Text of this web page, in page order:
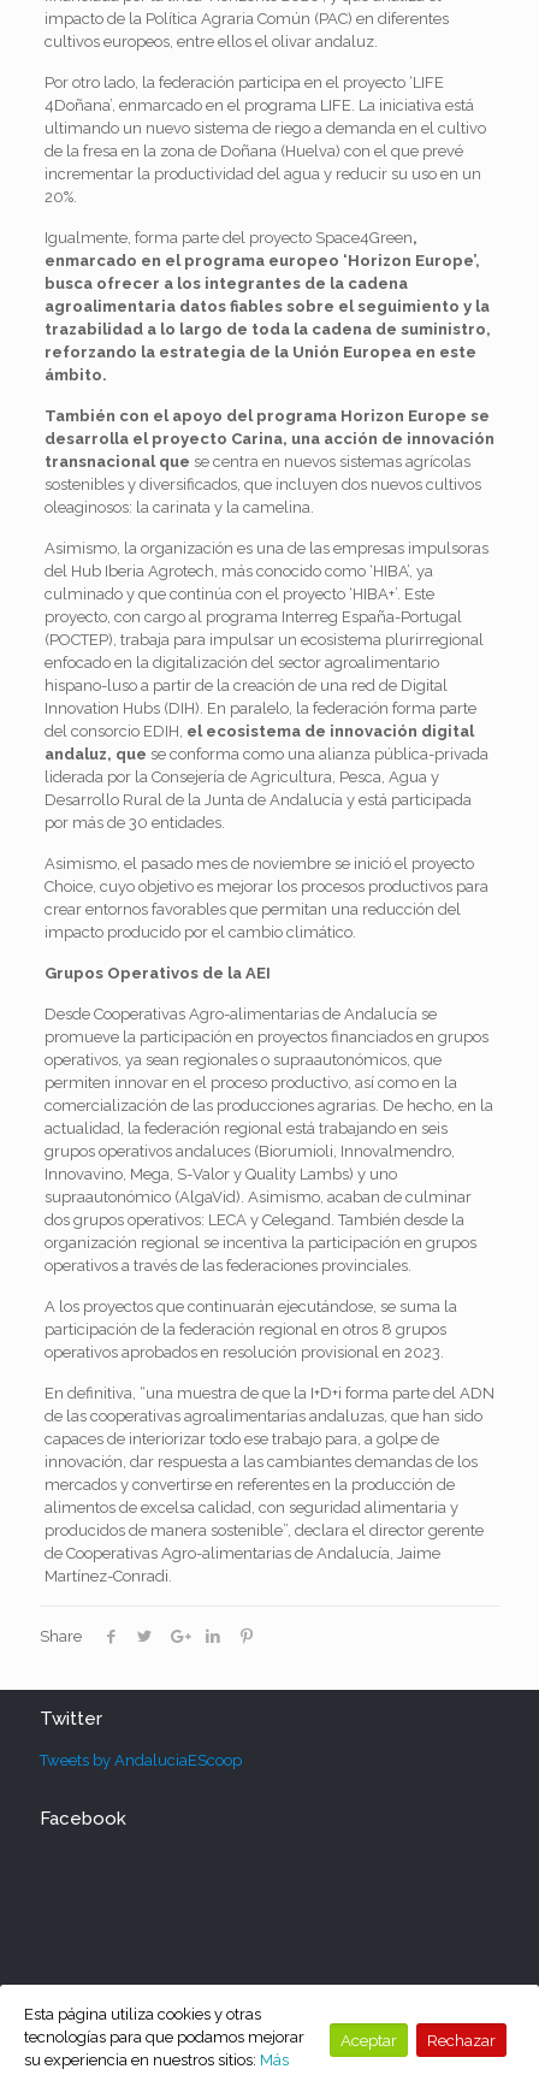
impacto de la Política Agraria Común (PAC) en diferentes
cultivos europeos, entre ellos el olivar andaluz.
Por otro lado, la federación participa en el proyecto ‘LIFE
4Doñana’, enmarcado en el programa LIFE. La iniciativa está
ultimando un nuevo sistema de riego a demanda en el cultivo
de la fresa en la zona de Doñana (Huelva) con el que prevé
incrementar la productividad del agua y reducir su uso en un
20%.
Igualmente, forma parte del proyecto Space4Green,
enmarcado en el programa europeo ‘Horizon Europe’,
busca ofrecer a los integrantes de la cadena
agroalimentaria datos fiables sobre el seguimiento y la
trazabilidad a lo largo de toda la cadena de suministro,
reforzando la estrategia de la Unión Europea en este
ámbito.
También con el apoyo del programa Horizon Europe se
desarrolla el proyecto Carina, una acción de innovación
transnacional que se centra en nuevos sistemas agrícolas
sostenibles y diversificados, que incluyen dos nuevos cultivos
oleaginosos: la carinata y la camelina.
Asimismo, la organización es una de las empresas impulsoras
del Hub Iberia Agrotech, más conocido como ‘HIBA’, ya
culminado y que continúa con el proyecto ‘HIBA+’. Este
proyecto, con cargo al programa Interreg España-Portugal
(POCTEP), trabaja para impulsar un ecosistema plurirregional
enfocado en la digitalización del sector agroalimentario
hispano-luso a partir de la creación de una red de Digital
Innovation Hubs (DIH). En paralelo, la federación forma parte
del consorcio EDIH, el ecosistema de innovación digital
andaluz, que se conforma como una alianza pública-privada
liderada por la Consejería de Agricultura, Pesca, Agua y
Desarrollo Rural de la Junta de Andalucía y está participada
por más de 30 entidades.
Asimismo, el pasado mes de noviembre se inició el proyecto
Choice, cuyo objetivo es mejorar los procesos productivos para
crear entornos favorables que permitan una reducción del
impacto producido por el cambio climático.
Grupos Operativos de la AEI
Desde Cooperativas Agro-alimentarias de Andalucía se
promueve la participación en proyectos financiados en grupos
operativos, ya sean regionales o supraautonómicos, que
permiten innovar en el proceso productivo, así como en la
comercialización de las producciones agrarias. De hecho, en la
actualidad, la federación regional está trabajando en seis
grupos operativos andaluces (Biorumioli, Innovalmendro,
Innovavino, Mega, S-Valor y Quality Lambs) y uno
supraautonómico (AlgaVid). Asimismo, acaban de culminar
dos grupos operativos: LECA y Celegand. También desde la
organización regional se incentiva la participación en grupos
operativos a través de las federaciones provinciales.
A los proyectos que continuarán ejecutándose, se suma la
participación de la federación regional en otros 8 grupos
operativos aprobados en resolución provisional en 2023.
En definitiva, “una muestra de que la I+D+i forma parte del ADN
de las cooperativas agroalimentarias andaluzas, que han sido
capaces de interiorizar todo ese trabajo para, a golpe de
innovación, dar respuesta a las cambiantes demandas de los
mercados y convertirse en referentes en la producción de
alimentos de excelsa calidad, con seguridad alimentaria y
producidos de manera sostenible”, declara el director gerente
de Cooperativas Agro-alimentarias de Andalucía, Jaime
Martínez-Conradi.
Share
Twitter
Tweets by AndaluciaEScoop
Facebook
Esta página utiliza cookies y otras
tecnologías para que podamos mejorar
su experiencia en nuestros sitios: Más
Aceptar Rechazar